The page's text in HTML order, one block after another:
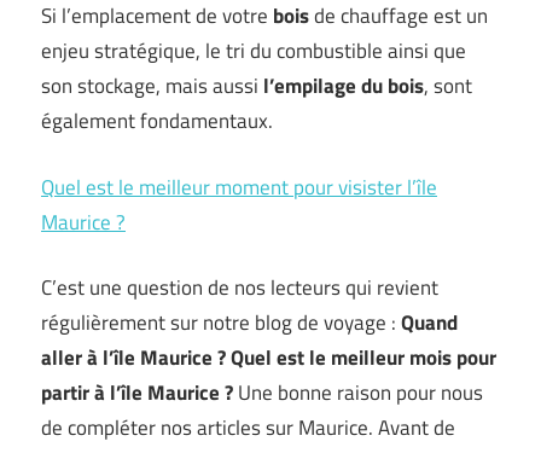
Si l’emplacement de votre boisde chauffage est un
enjeu stratégique, le tri du combustible ainsi que
son stockage, mais aussi l’empilage du bois, sont
également fondamentaux.
Quel est le meilleur moment pour visister l’île
Maurice ?
C’est une question de nos lecteurs qui revient
régulièrement sur notre blog de voyage :Quand
aller à l’île Maurice ? Quel est le meilleur mois pour
partir à l’île Maurice ?Une bonne raison pour nous
de compléter nos articles sur Maurice. Avant de